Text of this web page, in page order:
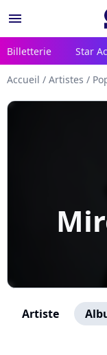
menu
Billetterie Star
Accueil / Artistes /
Artiste